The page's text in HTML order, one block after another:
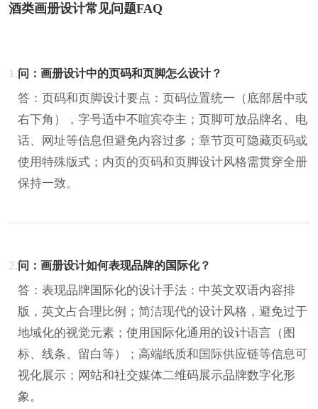
酒类画册设计常见问题FAQ
1.问：画册设计中的页码和页脚怎么设计？
答：页码和页脚设计要点：页码位置统一（底部居中或
右下角），字号适中不喧宾夺主；页脚可放品牌名、电
话、网址等信息但避免内容过多；章节页可隐藏页码或
使用特殊版式；内页的页码和页脚设计风格需贯穿全册
保持一致。
2.问：画册设计如何表现品牌的国际化？
答：表现品牌国际化的设计手法：中英文双语内容排
版，英文占合理比例；简洁现代的设计风格，避免过于
地域化的视觉元素；使用国际化通用的设计语言（图
标、线条、留白等）；高端纸质和国际供应链等信息可
视化展示；网站和社交媒体二维码展示品牌数字化形
象。